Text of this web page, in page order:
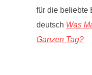
für die beliebte
deutsch Was
Ganzen Tag?